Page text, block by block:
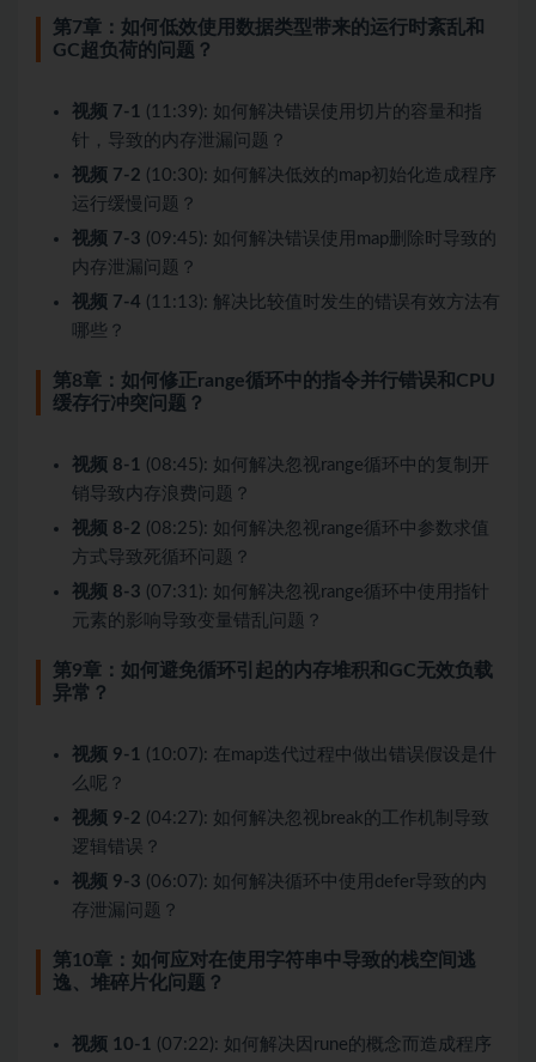
第7章：如何低效使用数据类型带来的运行时紊乱和
GC超负荷的问题？
视频 7-1
(11:39): 如何解决错误使用切片的容量和指
针，导致的内存泄漏问题？
视频 7-2 (10:30): 如何解决低效的map初始化造成程序
运行缓慢问题？
视频 7-3 (09:45): 如何解决错误使用map删除时导致的
内存泄漏问题？
视频 7-4 (11:13): 解决比较值时发生的错误有效方法有
哪些？
第8章：如何修正range循环中的指令并行错误和CPU
缓存行冲突问题？
视频 8-1
(08:45): 如何解决忽视range循环中的复制开
销导致内存浪费问题？
视频 8-2 (08:25): 如何解决忽视range循环中参数求值
方式导致死循环问题？
视频 8-3 (07:31): 如何解决忽视range循环中使用指针
元素的影响导致变量错乱问题？
第9章：如何避免循环引起的内存堆积和GC无效负载
异常？
视频 9-1
(10:07): 在map迭代过程中做出错误假设是什
么呢？
视频 9-2 (04:27): 如何解决忽视break的工作机制导致
逻辑错误？
视频 9-3 (06:07): 如何解决循环中使用defer导致的内
存泄漏问题？
第10章：如何应对在使用字符串中导致的栈空间逃
逸、堆碎片化问题？
视频 10-1
(07:22): 如何解决因rune的概念而造成程序